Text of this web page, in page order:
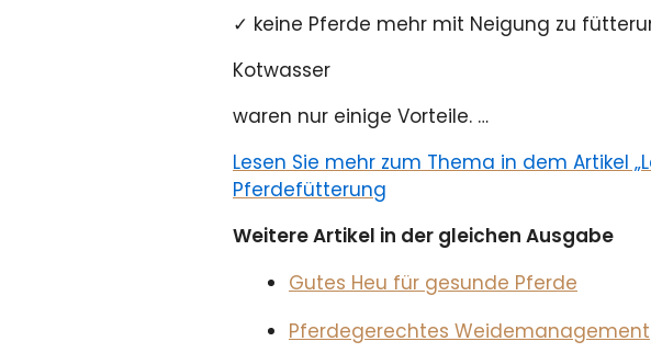
✓ keine Pferde mehr mit Neigung zu
Kotwasser
waren nur einige Vorteile. …
Lesen Sie mehr zum Thema in dem Artikel
Pferdefütterung
Weitere Artikel in der gleichen Ausgabe
Gutes Heu für gesunde Pferde
Pferdegerechtes Weidemanagement